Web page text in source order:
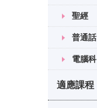
聖經
普通話
電腦科
適應課程